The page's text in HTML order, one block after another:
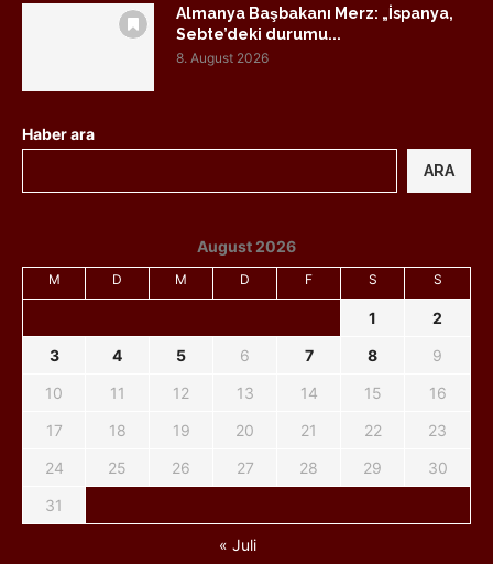
Almanya Başbakanı Merz: „İspanya,
Sebte’deki durumu...
8. August 2026
Haber ara
ARA
August 2026
M D M D F S S
1
2
3
4 5 6 7 8
9
10
11 12 13 14 15
16
17
18 19 20 21 22
23
24
25 26 27 28 29
30
31
« Juli